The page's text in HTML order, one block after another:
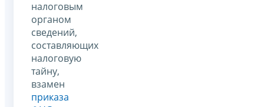
налоговым
органом
сведений,
составляющих
налоговую
тайну,
взамен
приказа